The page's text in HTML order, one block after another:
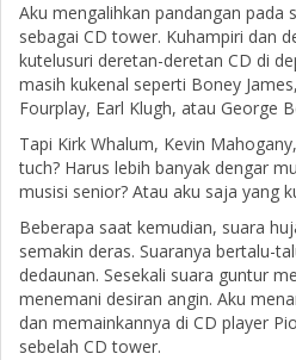
Aku mengalihkan pandangan pada
sebagai CD tower. Kuhampiri dan
kutelusuri deretan-deretan CD di
masih kukenal seperti Boney
Fourplay, Earl Klugh, atau George
Tapi Kirk Whalum, Kevin
tuch? Harus lebih banyak dengar
musisi senior? Atau aku saja yang
Beberapa saat kemudian, suara
semakin deras. Suaranya bertalu-
dedaunan. Sesekali suara guntur
menemani desiran angin. Aku
dan memainkannya di CD player
sebelah CD tower.